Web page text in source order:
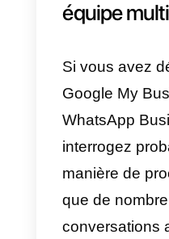
Vous